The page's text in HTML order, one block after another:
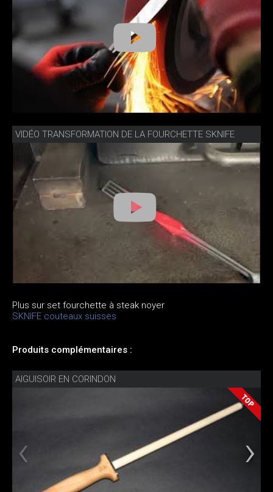
VIDÉO TRANSFORMATION DE LA FOURCHETTE SKNIFE
Plus sur set fourchette à steak noyer
SKNIFE couteaux suisses
Produits complémentaires :
AIGUISOIR EN CORINDON